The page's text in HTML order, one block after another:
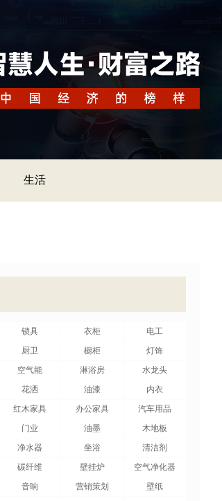
生活
锁具 衣柜
电工
厨卫 橱柜
灯饰
空气能 淋浴房
水龙头
花洒 油漆
内衣
红木家具 办公家具
汽车用品
门业 油墨
木地板
净水器 坐浴
清洁剂
碳纤维 壁挂炉
空气净化器
音响 营销策划
壁纸